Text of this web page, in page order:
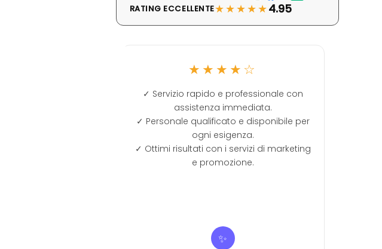
RATING ECCELLENTE★★★★★4.95
✓ Servizio rapido e professionale con
✓ Personale qualificato e disponibile per
✓ Ottimi risultati con i servizi di marketing
Ottenuta la prima pagina di Google
poca spesa. Ottimo.